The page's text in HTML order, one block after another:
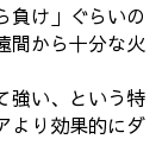
負け」ぐらいの
間から十分な火
強い、という特
より効果的にダ